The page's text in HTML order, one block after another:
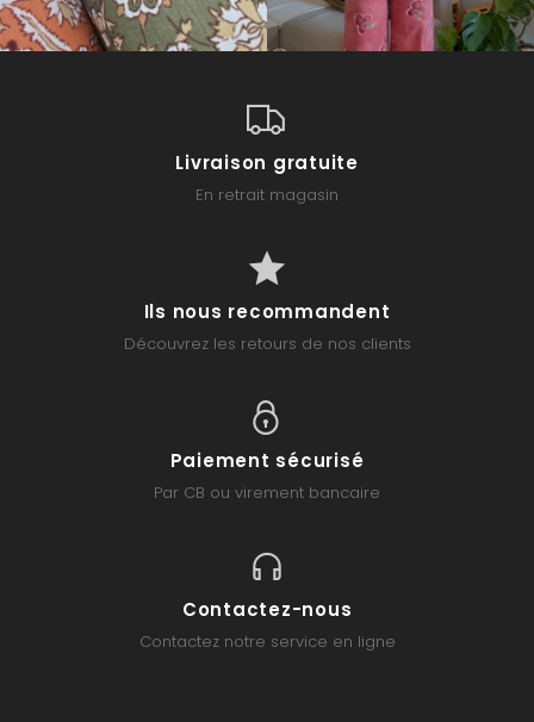
Livraison gratuite
En retrait magasin
Ils nous recommandent
Découvrez les retours de nos clients
Paiement sécurisé
Par CB ou virement bancaire
Contactez-nous
Contactez notre service en ligne